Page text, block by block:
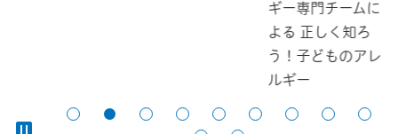
ギー専門チームに
よる 正しく知ろ
う！子どものアレ
ルギー